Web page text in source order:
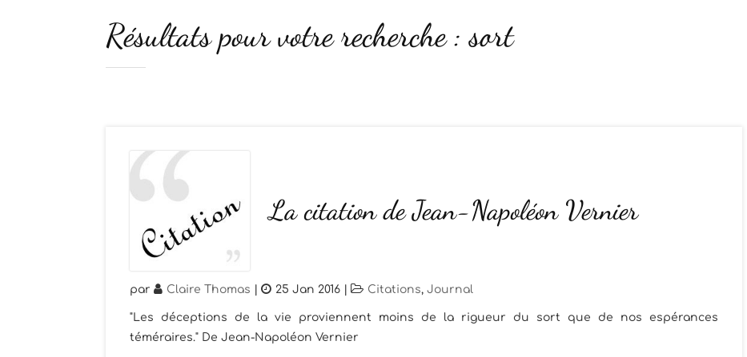
Résultats pour votre recherche : sort
La citation de Jean-Napoléon Vernier
par Claire Thomas | 25 Jan 2016 | Citations, Journal
"Les déceptions de la vie proviennent moins de la rigueur du sort que de nos espérances
téméraires." De Jean-Napoléon Vernier